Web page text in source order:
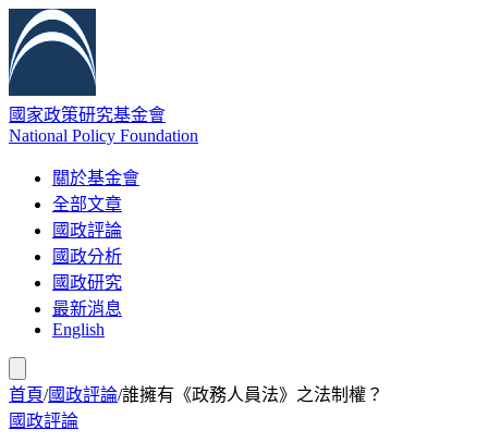
國家政策研究基金會
National Policy Foundation
關於基金會
全部文章
國政評論
國政分析
國政研究
最新消息
English
首頁/國政評論/誰擁有《政務人員法》之法制權？
國政評論